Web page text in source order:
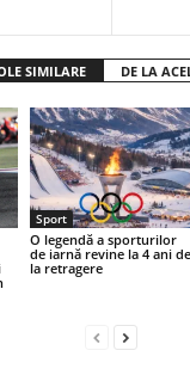
SIMILARE DE LA
Sport
O legendă a sporturilor
de iarnă revine la 4 ani de
la retragere